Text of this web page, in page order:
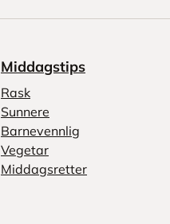
Middagstips
Rask
Sunnere
Barnevennlig
Vegetar
Middagsretter